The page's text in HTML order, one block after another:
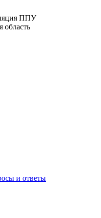
ППУ
область
и ответы